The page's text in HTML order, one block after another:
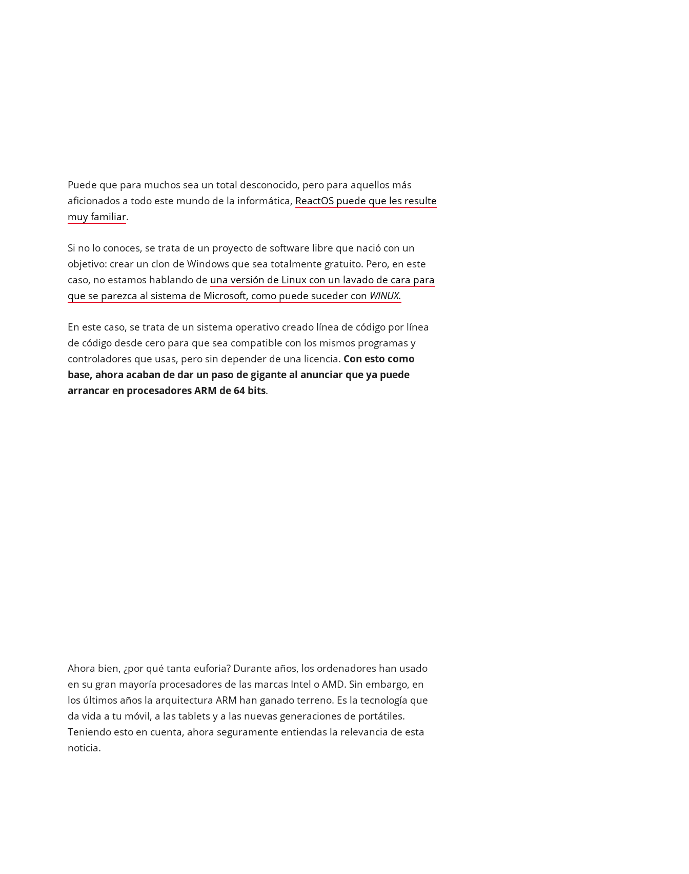
Puede que para muchos sea un total desconocido, pero para aquellos más
aficionados a todo este mundo de la informática, ReactOS puede que les resulte
muy familiar.
Si no lo conoces, se trata de un proyecto de software libre que nació con un
objetivo: crear un clon de Windows que sea totalmente gratuito. Pero, en este
caso, no estamos hablando de una versión de Linux con un lavado de cara para
que se parezca al sistema de Microsoft, como puede suceder con WINUX.
En este caso, se trata de un sistema operativo creado línea de código por línea
de código desde cero para que sea compatible con los mismos programas y
controladores que usas, pero sin depender de una licencia. Con esto como
base, ahora acaban de dar un paso de gigante al anunciar que ya puede
arrancar en procesadores ARM de 64 bits.
Ahora bien, ¿por qué tanta euforia? Durante años, los ordenadores han usado
en su gran mayoría procesadores de las marcas Intel o AMD. Sin embargo, en
los últimos años la arquitectura ARM han ganado terreno. Es la tecnología que
da vida a tu móvil, a las tablets y a las nuevas generaciones de portátiles.
Teniendo esto en cuenta, ahora seguramente entiendas la relevancia de esta
noticia.